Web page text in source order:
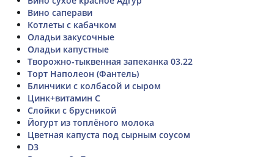
Вино саперави
Котлеты с кабачком
Оладьи закусочные
Оладьи капустные
Творожно-тыквенная запеканка 03.22
Торт Наполеон (Фантель)
Блинчики с колбасой и сыром
Цинк+витамин С
Слойки с брусникой
Йогурт из топлёного молока
Цветная капуста под сырным соусом
D3